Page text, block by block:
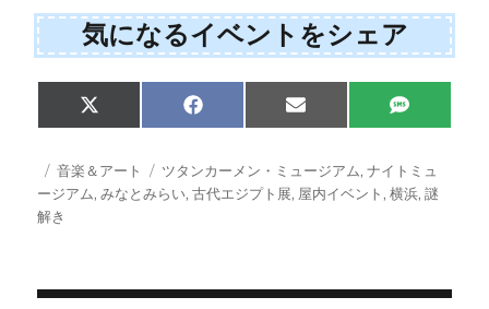
気になるイベントをシェア
Share
on
X
(
w
i
t
Share
on
F
a
e
b
o
Share
on
E
m
Share
on
S
M
投
稿
日:
カ
テ
ゴ
音楽＆アート
タ
グ
ツタンカーメン・ミュージアム,ナイトミュ
ージアム,みなとみらい,古代エジプト展, 屋内イベント ,横浜,謎
解き